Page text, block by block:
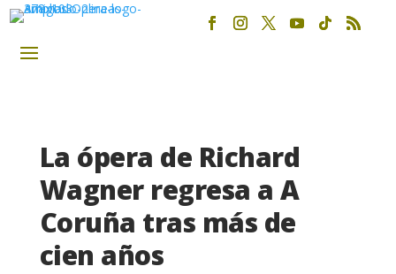
La ópera de Richard
Wagner regresa a A
Coruña tras más de
cien años